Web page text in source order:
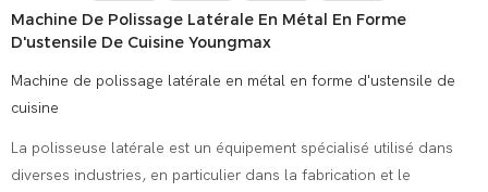
Machine De Polissage Latérale En Métal En Forme
D'ustensile De Cuisine Youngmax
Machine de polissage latérale en métal en forme d'ustensile de
cuisine
La polisseuse latérale est un équipement spécialisé utilisé dans
diverses industries, en particulier dans la fabrication et le